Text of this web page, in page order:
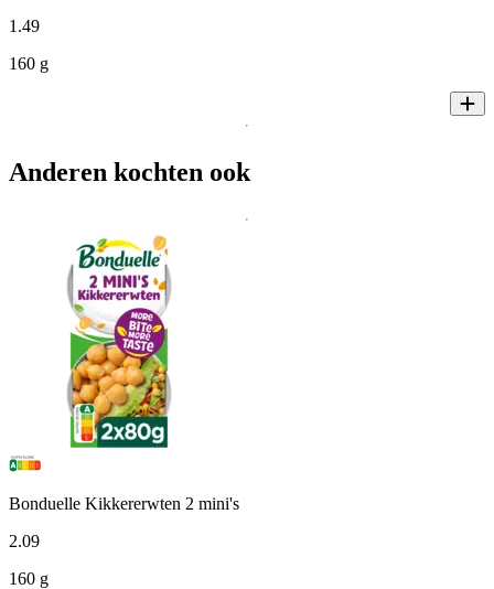
1 .49
160 g
Anderen kochten ook
Bonduelle Kikkererwten 2 mini's
2.09
160 g